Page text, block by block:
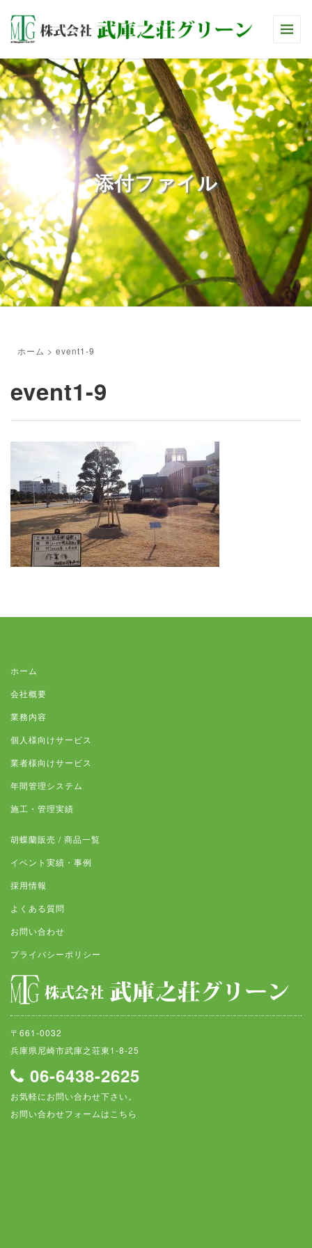
添付ファイル
ホーム > event1-9
event1-9
ホーム
会社概要
業務内容
個人様向けサービス
業者様向けサービス
年間管理システム
施工・管理実績
胡蝶蘭販売 / 商品一覧
イベント実績・事例
採用情報
よくある質問
お問い合わせ
プライバシーポリシー
〒661-0032
兵庫県尼崎市武庫之荘東1-8-25
06-6438-2625
お気軽にお問い合わせ下さい。
お問い合わせフォームはこちら